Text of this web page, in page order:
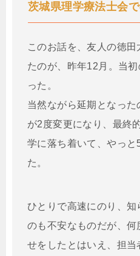
茨城県理学療法士会
このお話を、友人の徳
たのが、昨年12月。当
った。
当然ながら延期となっ
が2度変更になり、最終
学に落ち着いて、やっと
た。
ひとりで高速にのり、知
のも不安なものだが、
せをしたとはいえ、担当